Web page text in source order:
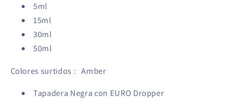
5ml
15ml
30ml
50ml
Colores surtidos : Amber
Tapadera Negra con EURO Dropper